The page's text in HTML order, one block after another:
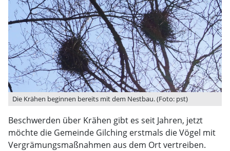
Die Krähen beginnen bereits mit dem Nestbau. (Foto: pst)
Beschwerden über Krähen gibt es seit Jahren, jetzt
möchte die Gemeinde Gilching erstmals die Vögel mit
Vergrämungsmaßnahmen aus dem Ort vertreiben.